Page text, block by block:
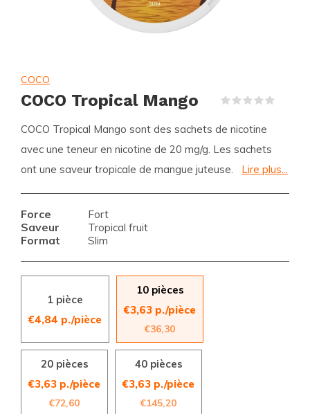
COCO
COCO Tropical Mango
COCO Tropical Mango sont des sachets de nicotine
avec une teneur en nicotine de 20 mg/g. Les sachets
ont une saveur tropicale de mangue juteuse.
Lire plus...
Force Fort
Saveur Tropical fruit
Format Slim
1 pièce
€4,84 p./pièce
10 pièces
€3,63 p./pièce
€36,30
20 pièces
€3,63 p./pièce
€72,60
40 pièces
€3,63 p./pièce
€145,20